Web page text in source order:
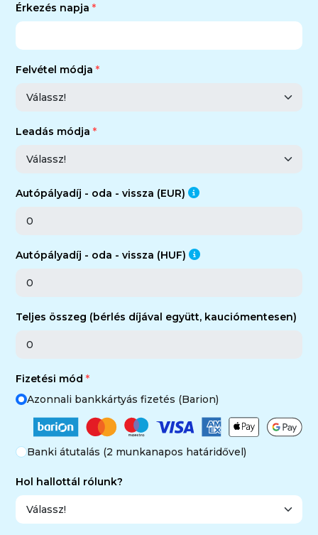
Érkezés napja
Felvétel módja
Leadás módja
Autópályadíj - oda - vissza (EUR)
Autópályadíj - oda - vissza (HUF)
Teljes összeg (bérlés díjával együtt, kauciómentesen)
Fizetési mód
Azonnali bankkártyás fizetés (Barion)
Banki átutalás (2 munkanapos határidővel)
Hol hallottál rólunk?